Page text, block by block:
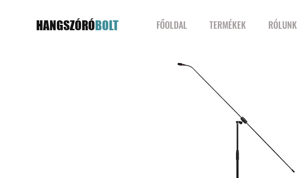
HANGSZÓRÓBOLT FŐOLDAL TERMÉKEK RÓLUNK